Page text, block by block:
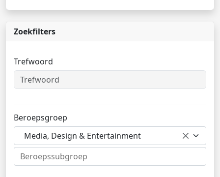
Zoekfilters
Trefwoord
Beroepsgroep
Media, Design & Entertainment